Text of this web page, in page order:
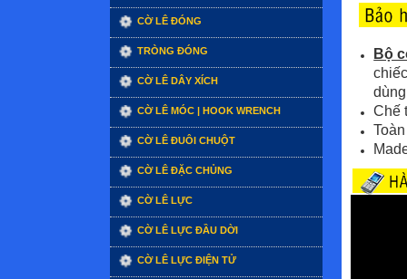
CỜ LÊ ĐÓNG
TRÒNG ĐÓNG
CỜ LÊ DÂY XÍCH
CỜ LÊ MÓC | HOOK WRENCH
CỜ LÊ ĐUÔI CHUỘT
CỜ LÊ ĐẶC CHỦNG
CỜ LÊ LỰC
CỜ LÊ LỰC ĐẦU DỜI
CỜ LÊ LỰC ĐIỆN TỬ
Bộ
Chế